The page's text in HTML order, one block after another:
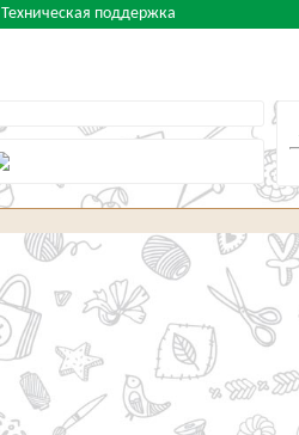
Техническая поддержка